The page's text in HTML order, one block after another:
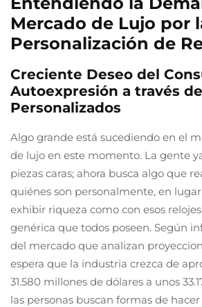
Mercado de Lujo por
Personalización de
Creciente Deseo del
Autoexpresión a través
Personalizados
Algo grande está sucediendo en el
de lujo en este momento. La gente
piezas caras; ahora busca algo que
quiénes son personalmente, en
exhibir riqueza como con esos
genérica que todos poseen. Según
del mercado que analizan
espera que la industria crezca de
31.580 millones de dólares a unos
las personas buscan formas de